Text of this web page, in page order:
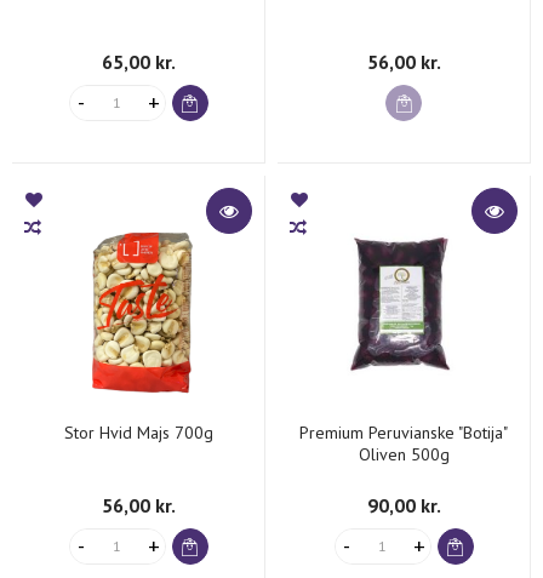
65,00 kr. 56,00 kr.
Stor Hvid Majs 700g
56,00 kr.
Premium Peruvianske "Botija"
Oliven 500g
90,00 kr.